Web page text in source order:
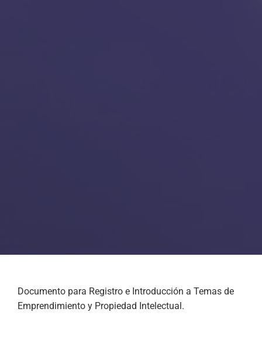
Documento para Registro e Introducción a Temas de
Emprendimiento y Propiedad Intelectual.